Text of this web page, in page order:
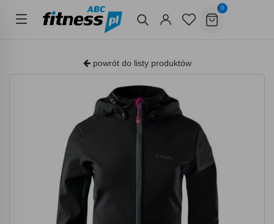
0
powrót do listy produktów